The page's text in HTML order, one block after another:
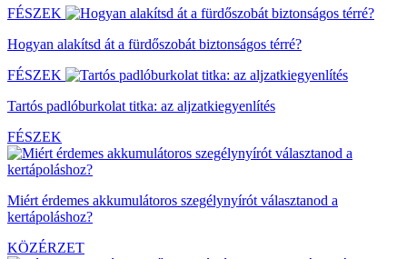
FÉSZEK
Hogyan alakítsd át a fürdőszobát biztonságos térré?
FÉSZEK
Tartós padlóburkolat titka: az aljzatkiegyenlítés
FÉSZEK
Miért érdemes akkumulátoros szegélynyírót választanod a
kertápoláshoz?
KÖZÉRZET